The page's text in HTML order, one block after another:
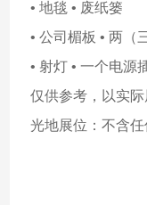
• 地毯 • 废纸篓
• 公司楣板 • 两（
• 射灯 • 一个电源
仅供参考，以实
光地展位：不含